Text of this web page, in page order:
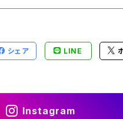
シェア LINE
Instagram